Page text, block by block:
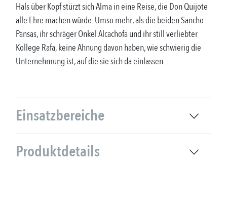
Hals über Kopf stürzt sich Alma in eine Reise, die Don Quijote
alle Ehre machen würde. Umso mehr, als die beiden Sancho
Pansas, ihr schräger Onkel Alcachofa und ihr still verliebter
Kollege Rafa, keine Ahnung davon haben, wie schwierig die
Unternehmung ist, auf die sie sich da einlassen.
Einsatzbereiche
Produktdetails